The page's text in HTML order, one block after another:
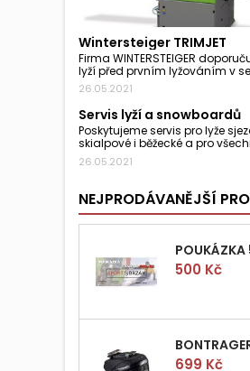
Wintersteiger TRIMJET
Firma WINTERSTEIGER
lyží před prvním lyžováním v
26.05.2021
Servis lyží a snowboardů
Poskytujeme servis pro lyže
skialpové i běžecké a pro
26.05.2021
NEJPRODÁVANĚJŠÍ
Cena
500 Kč
Cena
699 Kč